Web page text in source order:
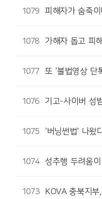
1079 피해자가 숨죽
1078 가해자 돕고 피
1077 또 '불법영상 단
1076 기고-사이버 성
1075 '버닝썬법' 나왔
1074 성추행 두려움
1073 KOVA 충북지